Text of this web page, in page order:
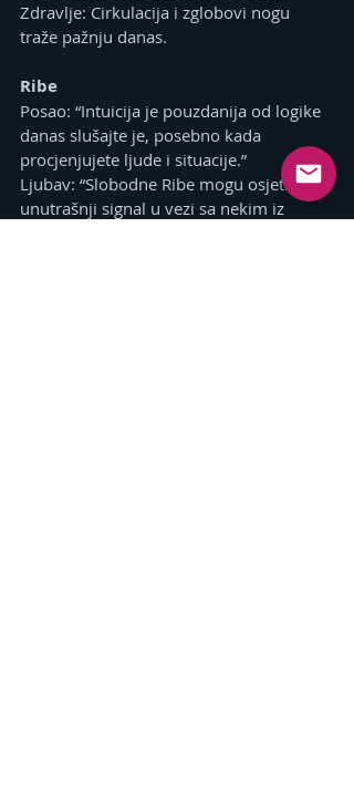
Zdravlje: Cirkulacija i zglobovi nogu
traže pažnju danas.
Ribe
Posao: “Intuicija je pouzdanija od logike
danas slušajte je, posebno kada
procjenjujete ljude i situacije.”
Ljubav: “Slobodne Ribe mogu osjetiti jak
unutrašnji signal u vezi sa nekim iz